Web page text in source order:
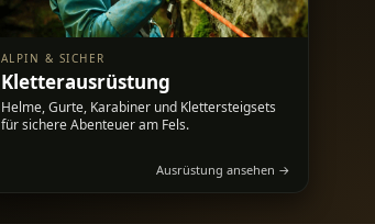
ALPIN & SICHER
Kletterausrüstung
Helme, Gurte, Karabiner und Klettersteigsets
für sichere Abenteuer am Fels.
Ausrüstung ansehen →